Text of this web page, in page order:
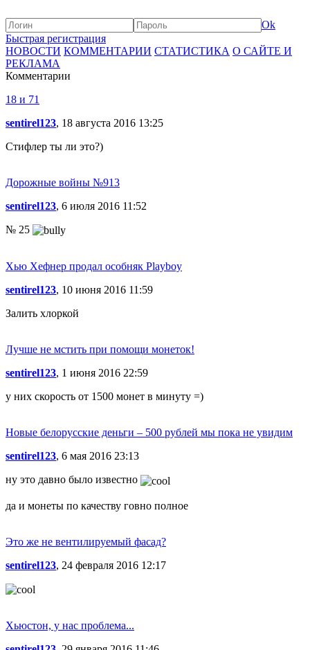
Ok
Быстрая регистрация
НОВОСТИ КОММЕНТАРИИ СТАТИСТИКА О САЙТЕ И
РЕКЛАМА
Комментарии
18 и 71
sentirel123, 18 августа 2016 13:25
Стифлер ты ли это?)
Дорожные войны №913
sentirel123, 6 июля 2016 11:52
№ 25
Хью Хефнер продал особняк Playboy
sentirel123, 10 июня 2016 11:59
Залить хлоркой
Лучше не мстить при помощи монеток!
sentirel123, 1 июня 2016 22:59
у них скорость от 1500 монет в минуту =)
Новые белорусские деньги – 500 рублей мы пока не увидим
sentirel123, 6 мая 2016 23:13
ну это давно было известно
да и монеты по качеству говно полное
Это же не вентилируемый фасад?
sentirel123, 24 февраля 2016 12:17
Хьюстон, у нас проблема...